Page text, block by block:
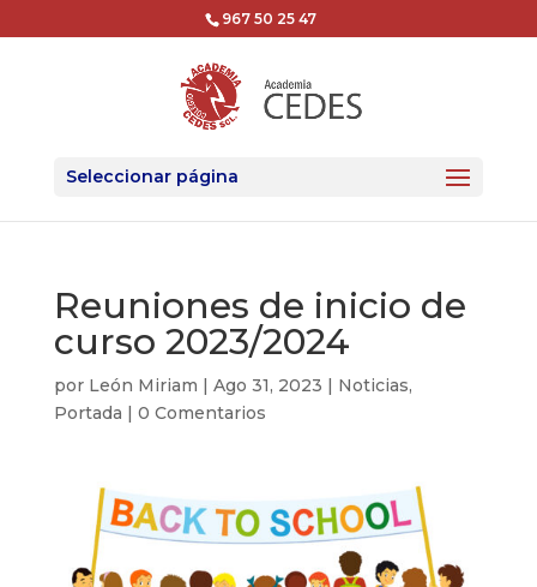
967 50 25 47
Seleccionar página
Reuniones de inicio de
curso 2023/2024
por León Miriam | Ago 31, 2023 | Noticias,
Portada | 0 Comentarios